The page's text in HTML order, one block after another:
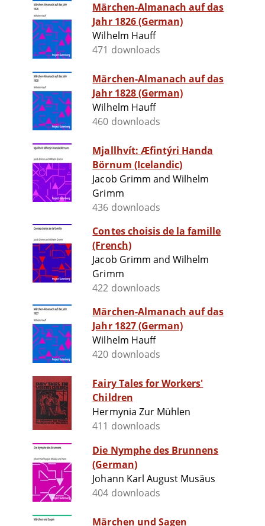
Märchen-Almanach auf das
Jahr 1826 (German)
Wilhelm Hauff
471 downloads
Märchen-Almanach auf das
Jahr 1828 (German)
Wilhelm Hauff
460 downloads
Mjallhvít: Æfintýri Handa
Börnum (Icelandic)
Jacob Grimm and Wilhelm
Grimm
436 downloads
Contes choisis de la famille
(French)
Jacob Grimm and Wilhelm
Grimm
422 downloads
Märchen-Almanach auf das
Jahr 1827 (German)
Wilhelm Hauff
420 downloads
Fairy Tales for Workers'
Children
Hermynia Zur Mühlen
411 downloads
Die Nymphe des Brunnens
(German)
Johann Karl August Musäus
404 downloads
Märchen und Sagen